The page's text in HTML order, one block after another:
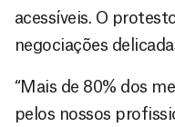
acessíveis. O
negociações
“Mais de 80% dos
pelos nossos